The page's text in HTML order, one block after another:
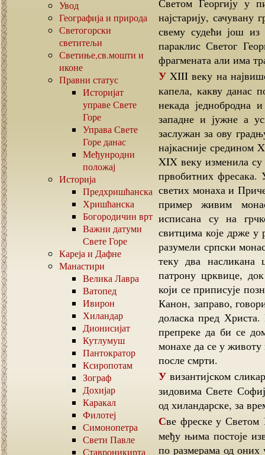
Увод
Географија и природа
Светогорски
светитељи
Светиње,св.мошти и
иконе
Правни статус
Историјат
управе Свете
Горе
Управа Свете
Горе данас
Међунродни
положај
Историја
Предхришћанска
Хришћанска
Богородичин врт
Важни датуми
Свете Горе
Кареја и Дафне
Манастири
Велика Лавра
Ватопед
Ивирон
Хиландар
Дионисијат
Кутлумуш
Пантократор
Ксиропотам
Зограф
Дохијар
Каракал
Филотеј
Симонопетра
Свети Павле
Ставроникирта
Светом Георгију у
најстарију,
свему судећи још
парaклис Светог
фрагмената али има
У XIII веку на највишем спрату је, тада или нешто раније, изграђена
капела, какву данас
некада једнобродна
западне и јужне а
заслужан за ову
најкасније
XIX веку изменила су
првобитних фресака.
светих монаха и
пример живим
исписана су на
свитцима које држе у
разумели српски
теку два насликана
патрону црквице,
који се приписује
Канон, заправо,
доласка пред
препреке да би се
монахе да се у
после смрти.
У византијском сликарству сасвим се ретко појављивала: остала је на
зидовима Свете
од хиландарске, за
Све фреске у Светом Георгију су, изгледа, дело једног сликара, иако
међу њима постоје
по размерама од оних